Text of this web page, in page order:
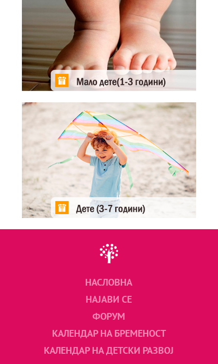
НАСЛОВНА
НАЈАВИ СЕ
ФОРУМ
КАЛЕНДАР НА БРЕМЕНОСТ
КАЛЕНДАР НА ДЕТСКИ РАЗВОЈ